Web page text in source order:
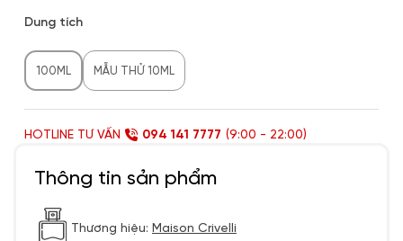
Dung tích
100ML MẪU THỬ 10ML
HOTLINE TƯ VẤN 094 141 7777 (9:00 - 22:00)
Thông tin sản phẩm
Thương hiệu: Maison Crivelli